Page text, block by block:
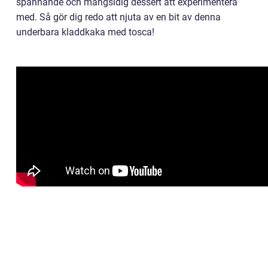
med. Så gör dig redo att njuta av en bit av denna
underbara kladdkaka med tosca!